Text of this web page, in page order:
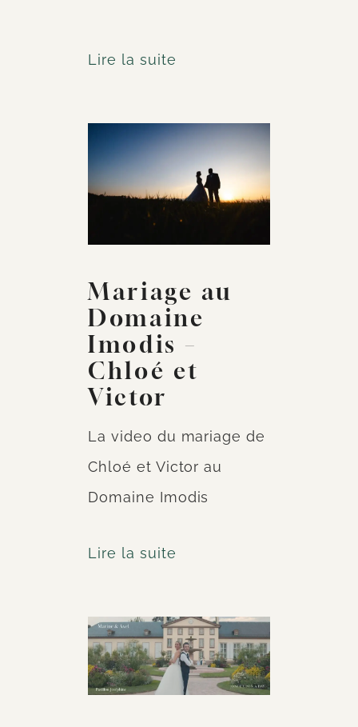
Lire la suite
Mariage au
Domaine
Imodis –
Chloé et
Victor
La video du mariage de
Chloé et Victor au
Domaine Imodis
Lire la suite